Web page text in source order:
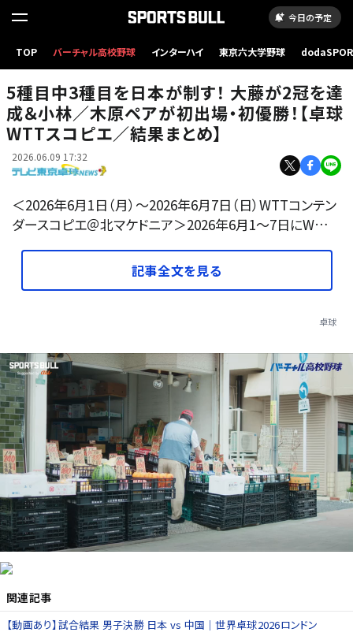
今日の予定
TOP バーチャル高校野球 インターハイ 東京六大学野球
5種目中3種目を日本が制す！ 大藤が2冠を達
成＆小林／木原ペアが初出場・初優勝！【卓球
WTTスコピエ／結果まとめ】
2026.06.09 17:32
＜2026年6月1日（月）～2026年6月7日（日）WTTコンテン
ダースコピエ＠北マケドニア＞2026年6月1～7日にW…
記事全文を見る
卓球
関連記事
【動画あり】試合結果 男子決勝 日本 vs 中国｜世界卓球2026ロンドン